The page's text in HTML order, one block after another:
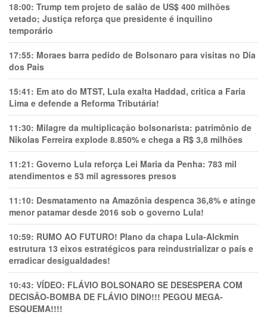
18:00: Trump tem projeto de salão de US$ 400 milhões
vetado; Justiça reforça que presidente é inquilino
temporário
17:55: Moraes barra pedido de Bolsonaro para visitas no Dia
dos Pais
15:41: Em ato do MTST, Lula exalta Haddad, critica a Faria
Lima e defende a Reforma Tributária!
11:30: Milagre da multiplicação bolsonarista: patrimônio de
Nikolas Ferreira explode 8.850% e chega a R$ 3,8 milhões
11:21: Governo Lula reforça Lei Maria da Penha: 783 mil
atendimentos e 53 mil agressores presos
11:10: Desmatamento na Amazônia despenca 36,8% e atinge
menor patamar desde 2016 sob o governo Lula!
10:59: RUMO AO FUTURO! Plano da chapa Lula-Alckmin
estrutura 13 eixos estratégicos para reindustrializar o país e
erradicar desigualdades!
10:43: VÍDEO: FLÁVIO BOLSONARO SE DESESPERA COM
DECISÃO-BOMBA DE FLÁVIO DINO!!! PEGOU MEGA-
ESQUEMA!!!!